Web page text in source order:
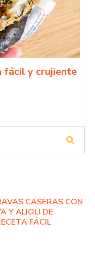
fácil y crujiente
CASERAS CON
Y ALIOLI DE
FÁCIL